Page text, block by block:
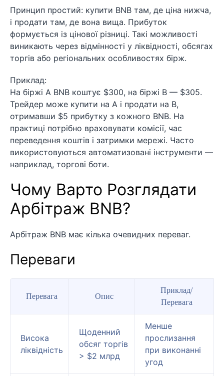
Принцип простий: купити BNB там, де ціна нижча,
і продати там, де вона вища. Прибуток
формується із цінової різниці. Такі можливості
виникають через відмінності у ліквідності, обсягах
торгів або регіональних особливостях бірж.
Приклад:
На біржі А BNB коштує $300, на біржі B — $305.
Трейдер може купити на А і продати на B,
отримавши $5 прибутку з кожного BNB. На
практиці потрібно враховувати комісії, час
переведення коштів і затримки мережі. Часто
використовуються автоматизовані інструменти —
наприклад, торгові боти.
Чому Варто Розглядати
Арбітраж BNB?
Арбітраж BNB має кілька очевидних переваг.
Переваги
Перевага Опис
Приклад/
Перевага
Висока
ліквідність
Щоденний
обсяг торгів
> $2 млрд
Менше
прослизання
при виконанні
угод